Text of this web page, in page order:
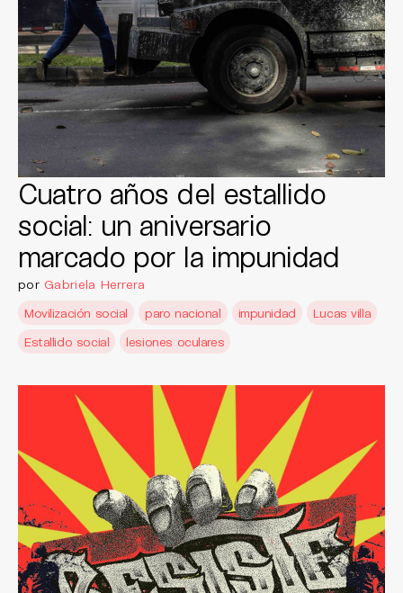
Cuatro años del estallido
social: un aniversario
marcado por la impunidad
por Gabriela Herrera
Movilización social
paro nacional impunidad
Lucas villa
Estallido social
lesiones oculares